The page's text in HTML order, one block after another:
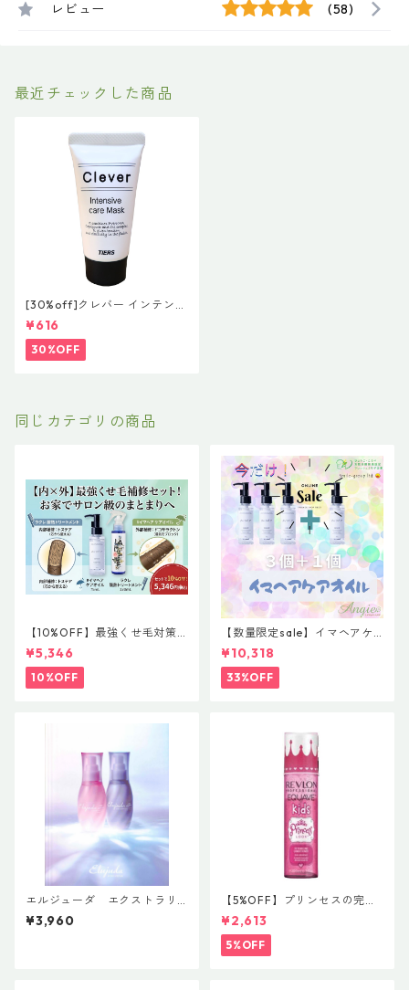
レビュー (58)
最近チェックした商品
[30%off]クレバー インテンシ
ブ ケア マスク 30g 希望小売
価格 ¥800 (税抜)
¥616
30%OFF
同じカテゴリの商品
【10%OFF】最強くせ毛対策
セット！内部×外部のW補修
（ラクレ酸熱トリートメント
＆#イマヘア ケアオイル）
¥5,346
10%OFF
【数量限定sale】イマヘアケ
アオイル３＋１ キャンペー
ン 今だけまとめ買い 4個セ
ット
¥10,318
33%OFF
エルジューダ エクストラリ
ペア 「EXTRA REPAIR SERU
M」＆「EXTRA REPAIR MILK
¥3,960
【5%OFF】プリンセスの完璧
ヘアケア 【レブロン プロフ
ェッショナル イクエイブ キッ
ズ プリンセスルックディタン
グリング コンディショナー】
¥2,613
5%OFF